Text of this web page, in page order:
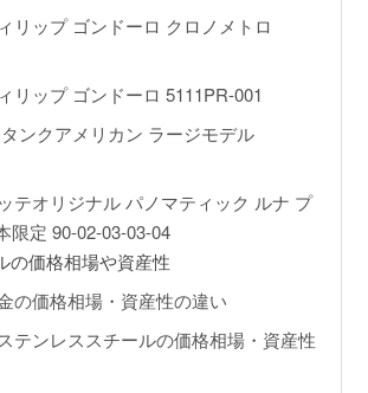
リップ ゴンドーロ クロノメトロ
リップ ゴンドーロ 5111PR-001
ンクアメリカン ラージモデル
テオリジナル パノマティック ルナ プ
限定 90-02-03-03-04
の価格相場や資産性
の価格相場・資産性の違い
テンレススチールの価格相場・資産性